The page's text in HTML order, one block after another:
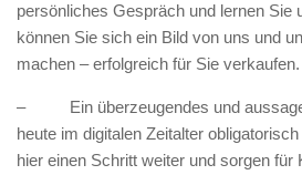
persönliches Gespräch und lernen Sie
können Sie sich ein Bild von uns und
machen – erfolgreich für Sie verkaufen.
– Ein überzeugendes und
heute im digitalen Zeitalter
hier einen Schritt weiter und sorgen für